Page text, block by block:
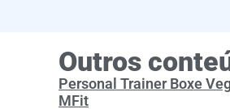
Outros
Personal Trainer Boxe
MFit